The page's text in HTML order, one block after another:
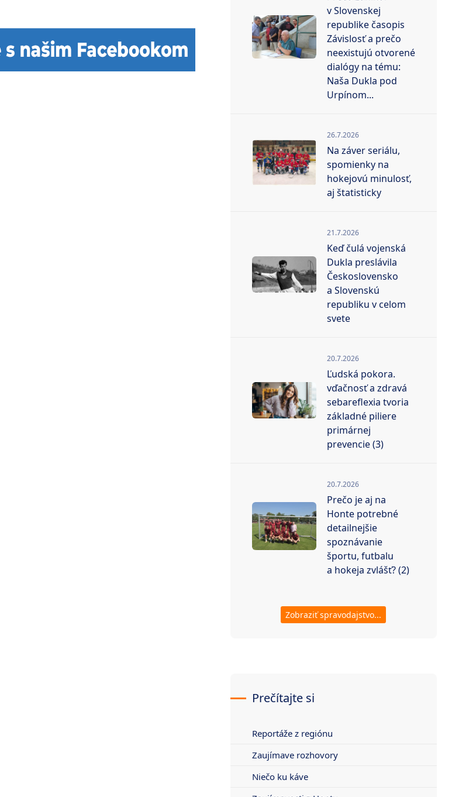
v Slovenskej
republike časopis
Závislosť a prečo
neexistujú otvorené
dialógy na tému:
Naša Dukla pod
Urpínom...
26.7.2026
Na záver seriálu,
spomienky na
hokejovú minulosť,
aj štatisticky
21.7.2026
Keď čulá vojenská
Dukla preslávila
Československo
a Slovenskú
republiku v celom
svete
20.7.2026
Ľudská pokora.
vďačnosť a zdravá
sebareflexia tvoria
základné piliere
primárnej
prevencie (3)
20.7.2026
Prečo je aj na
Honte potrebné
detailnejšie
spoznávanie
športu, futbalu
a hokeja zvlášť? (2)
Zobraziť spravodajstvo...
Prečítajte si
Reportáže z regiónu
Zaujímave rozhovory
Niečo ku káve